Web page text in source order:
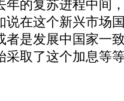
年的复苏进程中间
说在这个新兴市场
者是发展中国家一
采取了这个加息等